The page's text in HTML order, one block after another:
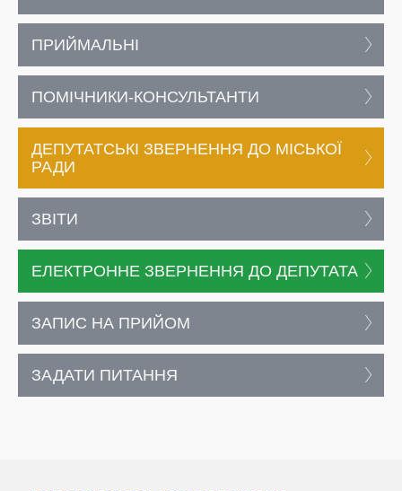
ПРИЙМАЛЬНІ
ПОМІЧНИКИ-КОНСУЛЬТАНТИ
ДЕПУТАТСЬКІ ЗВЕРНЕННЯ ДО МІСЬКОЇ
РАДИ
ЗВІТИ
ЕЛЕКТРОННЕ ЗВЕРНЕННЯ ДО ДЕПУТАТА
ЗАПИС НА ПРИЙОМ
ЗАДАТИ ПИТАННЯ